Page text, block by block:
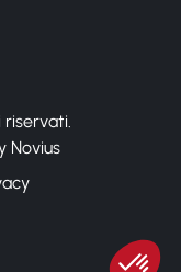
Novius